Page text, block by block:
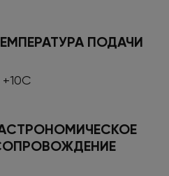
ПОДАЧИ